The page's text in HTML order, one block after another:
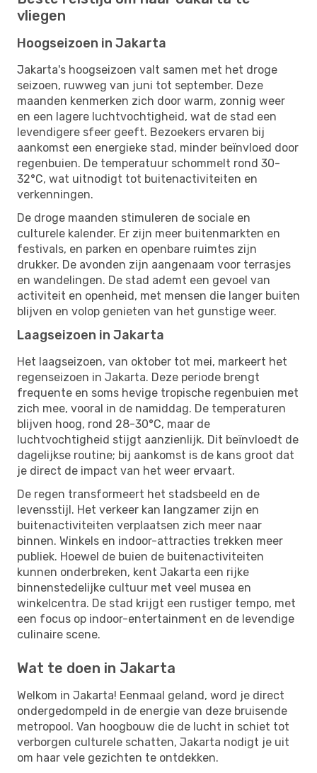
vliegen
Hoogseizoen in Jakarta
Jakarta's hoogseizoen valt samen met het droge
seizoen, ruwweg van juni tot september. Deze
maanden kenmerken zich door warm, zonnig weer
en een lagere luchtvochtigheid, wat de stad een
levendigere sfeer geeft. Bezoekers ervaren bij
aankomst een energieke stad, minder beïnvloed door
regenbuien. De temperatuur schommelt rond 30-
32°C, wat uitnodigt tot buitenactiviteiten en
verkenningen.
De droge maanden stimuleren de sociale en
culturele kalender. Er zijn meer buitenmarkten en
festivals, en parken en openbare ruimtes zijn
drukker. De avonden zijn aangenaam voor terrasjes
en wandelingen. De stad ademt een gevoel van
activiteit en openheid, met mensen die langer buiten
blijven en volop genieten van het gunstige weer.
Laagseizoen in Jakarta
Het laagseizoen, van oktober tot mei, markeert het
regenseizoen in Jakarta. Deze periode brengt
frequente en soms hevige tropische regenbuien met
zich mee, vooral in de namiddag. De temperaturen
blijven hoog, rond 28-30°C, maar de
luchtvochtigheid stijgt aanzienlijk. Dit beïnvloedt de
dagelijkse routine; bij aankomst is de kans groot dat
je direct de impact van het weer ervaart.
De regen transformeert het stadsbeeld en de
levensstijl. Het verkeer kan langzamer zijn en
buitenactiviteiten verplaatsen zich meer naar
binnen. Winkels en indoor-attracties trekken meer
publiek. Hoewel de buien de buitenactiviteiten
kunnen onderbreken, kent Jakarta een rijke
binnenstedelijke cultuur met veel musea en
winkelcentra. De stad krijgt een rustiger tempo, met
een focus op indoor-entertainment en de levendige
culinaire scene.
Wat te doen in Jakarta
Welkom in Jakarta! Eenmaal geland, word je direct
ondergedompeld in de energie van deze bruisende
metropool. Van hoogbouw die de lucht in schiet tot
verborgen culturele schatten, Jakarta nodigt je uit
om haar vele gezichten te ontdekken.